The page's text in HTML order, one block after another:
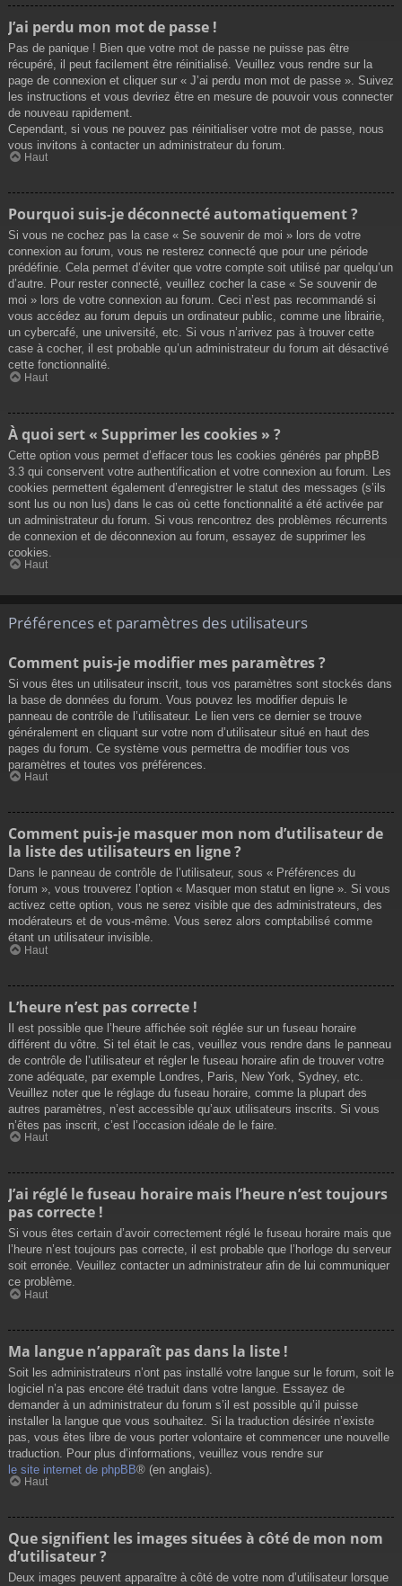
J’ai perdu mon mot de passe !
Pas de panique ! Bien que votre mot de passe ne puisse pas être
récupéré, il peut facilement être réinitialisé. Veuillez vous rendre sur la
page de connexion et cliquer sur « J’ai perdu mon mot de passe ». Suivez
les instructions et vous devriez être en mesure de pouvoir vous connecter
de nouveau rapidement.
Cependant, si vous ne pouvez pas réinitialiser votre mot de passe, nous
vous invitons à contacter un administrateur du forum.
Haut
Pourquoi suis-je déconnecté automatiquement ?
Si vous ne cochez pas la case « Se souvenir de moi » lors de votre
connexion au forum, vous ne resterez connecté que pour une période
prédéfinie. Cela permet d’éviter que votre compte soit utilisé par quelqu’un
d’autre. Pour rester connecté, veuillez cocher la case « Se souvenir de
moi » lors de votre connexion au forum. Ceci n’est pas recommandé si
vous accédez au forum depuis un ordinateur public, comme une librairie,
un cybercafé, une université, etc. Si vous n’arrivez pas à trouver cette
case à cocher, il est probable qu’un administrateur du forum ait désactivé
cette fonctionnalité.
Haut
À quoi sert « Supprimer les cookies » ?
Cette option vous permet d’effacer tous les cookies générés par phpBB
3.3 qui conservent votre authentification et votre connexion au forum. Les
cookies permettent également d’enregistrer le statut des messages (s’ils
sont lus ou non lus) dans le cas où cette fonctionnalité a été activée par
un administrateur du forum. Si vous rencontrez des problèmes récurrents
de connexion et de déconnexion au forum, essayez de supprimer les
cookies.
Haut
Préférences et paramètres des utilisateurs
Comment puis-je modifier mes paramètres ?
Si vous êtes un utilisateur inscrit, tous vos paramètres sont stockés dans
la base de données du forum. Vous pouvez les modifier depuis le
panneau de contrôle de l’utilisateur. Le lien vers ce dernier se trouve
généralement en cliquant sur votre nom d’utilisateur situé en haut des
pages du forum. Ce système vous permettra de modifier tous vos
paramètres et toutes vos préférences.
Haut
Comment puis-je masquer mon nom d’utilisateur de
la liste des utilisateurs en ligne ?
Dans le panneau de contrôle de l’utilisateur, sous « Préférences du
forum », vous trouverez l’option « Masquer mon statut en ligne ». Si vous
activez cette option, vous ne serez visible que des administrateurs, des
modérateurs et de vous-même. Vous serez alors comptabilisé comme
étant un utilisateur invisible.
Haut
L’heure n’est pas correcte !
Il est possible que l’heure affichée soit réglée sur un fuseau horaire
différent du vôtre. Si tel était le cas, veuillez vous rendre dans le panneau
de contrôle de l’utilisateur et régler le fuseau horaire afin de trouver votre
zone adéquate, par exemple Londres, Paris, New York, Sydney, etc.
Veuillez noter que le réglage du fuseau horaire, comme la plupart des
autres paramètres, n’est accessible qu’aux utilisateurs inscrits. Si vous
n’êtes pas inscrit, c’est l’occasion idéale de le faire.
Haut
J’ai réglé le fuseau horaire mais l’heure n’est toujours
pas correcte !
Si vous êtes certain d’avoir correctement réglé le fuseau horaire mais que
l’heure n’est toujours pas correcte, il est probable que l’horloge du serveur
soit erronée. Veuillez contacter un administrateur afin de lui communiquer
ce problème.
Haut
Ma langue n’apparaît pas dans la liste !
Soit les administrateurs n’ont pas installé votre langue sur le forum, soit le
logiciel n’a pas encore été traduit dans votre langue. Essayez de
demander à un administrateur du forum s’il est possible qu’il puisse
installer la langue que vous souhaitez. Si la traduction désirée n’existe
pas, vous êtes libre de vous porter volontaire et commencer une nouvelle
traduction. Pour plus d’informations, veuillez vous rendre sur
le site internet de phpBB® (en anglais).
Haut
Que signifient les images situées à côté de mon nom
d’utilisateur ?
Deux images peuvent apparaître à côté de votre nom d’utilisateur lorsque